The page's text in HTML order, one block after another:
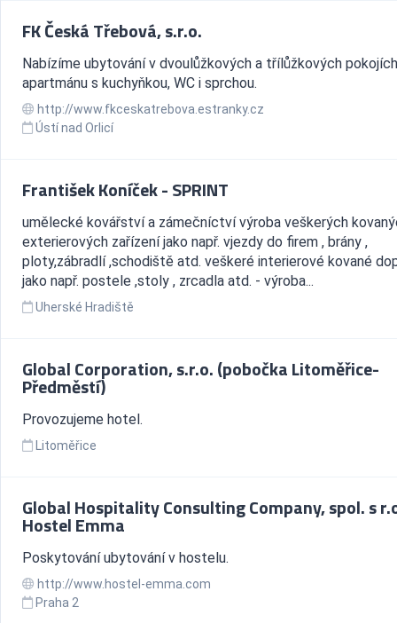
FK Česká Třebová, s.r.o.
Nabízíme ubytování v dvoulůžkových a třílůžkových
apartmánu s kuchyňkou, WC i sprchou.
http://www.fkceskatrebova.estranky.cz
Ústí nad Orlicí
František Koníček - SPRINT
umělecké kovářství a zámečníctví výroba veškerých
exterierových zařízení jako např. vjezdy do firem , brány ,
ploty,zábradlí ,schodiště atd. veškeré interierové kované
jako např. postele ,stoly , zrcadla atd. - výroba...
Uherské Hradiště
Global Corporation, s.r.o. (pobočka Litoměřice-
Předměstí)
Provozujeme hotel.
Litoměřice
Global Hospitality Consulting Company, spol. s
Hostel Emma
Poskytování ubytování v hostelu.
http://www.hostel-emma.com
Praha 2